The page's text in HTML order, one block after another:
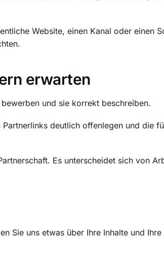
Website, einen Kanal oder einen
erwarten
und sie korrekt beschreiben.
deutlich offenlegen und die
Es unterscheidet sich von
Sie uns etwas über Ihre Inhalte und